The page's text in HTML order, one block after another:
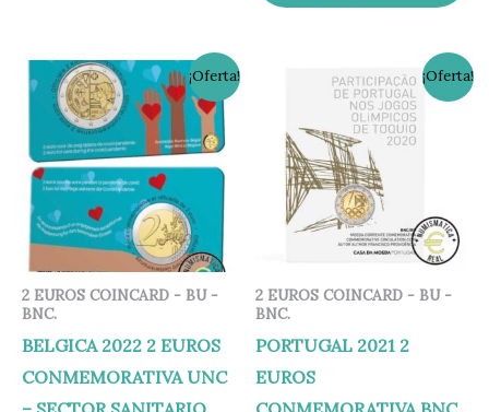
¡Oferta!
2 EUROS COINCARD - BU -
BNC.
BELGICA 2022 2 EUROS
CONMEMORATIVA UNC
El
precio
original
era:
14,95 €.
El
precio
actual
es:
11,95 €.
¡Oferta!
2 EUROS COINCARD - BU -
BNC.
PORTUGAL 2021 2
EUROS
precio
original
era:
24,75 €.
precio
actual
es:
19,95 €.